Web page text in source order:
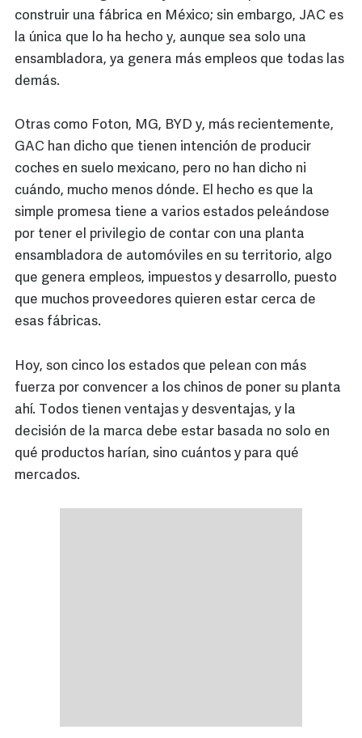
construir una fábrica en México; sin embargo, JAC es
la única que lo ha hecho y, aunque sea solo una
ensambladora, ya genera más empleos que todas las
demás.
Otras como Foton, MG, BYD y, más recientemente,
GAC han dicho que tienen intención de producir
coches en suelo mexicano, pero no han dicho ni
cuándo, mucho menos dónde. El hecho es que la
simple promesa tiene a varios estados peleándose
por tener el privilegio de contar con una planta
ensambladora de automóviles en su territorio, algo
que genera empleos, impuestos y desarrollo, puesto
que muchos proveedores quieren estar cerca de
esas fábricas.
Hoy, son cinco los estados que pelean con más
fuerza por convencer a los chinos de poner su planta
ahí. Todos tienen ventajas y desventajas, y la
decisión de la marca debe estar basada no solo en
qué productos harían, sino cuántos y para qué
mercados.